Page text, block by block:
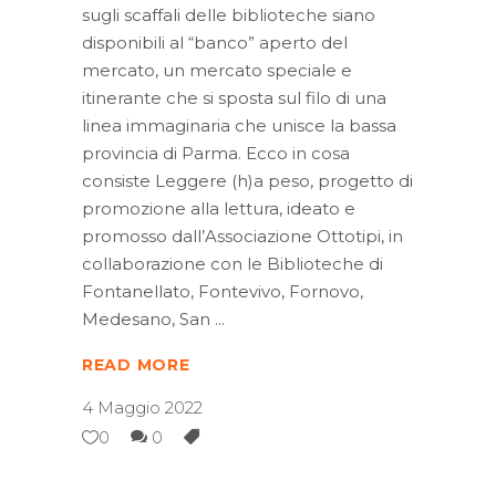
sugli scaffali delle biblioteche siano
disponibili al “banco” aperto del
mercato, un mercato speciale e
itinerante che si sposta sul filo di una
linea immaginaria che unisce la bassa
provincia di Parma. Ecco in cosa
consiste Leggere (h)a peso, progetto di
promozione alla lettura, ideato e
promosso dall’Associazione Ottotipi, in
collaborazione con le Biblioteche di
Fontanellato, Fontevivo, Fornovo,
Medesano, San
READ MORE
4 Maggio 2022
0
0